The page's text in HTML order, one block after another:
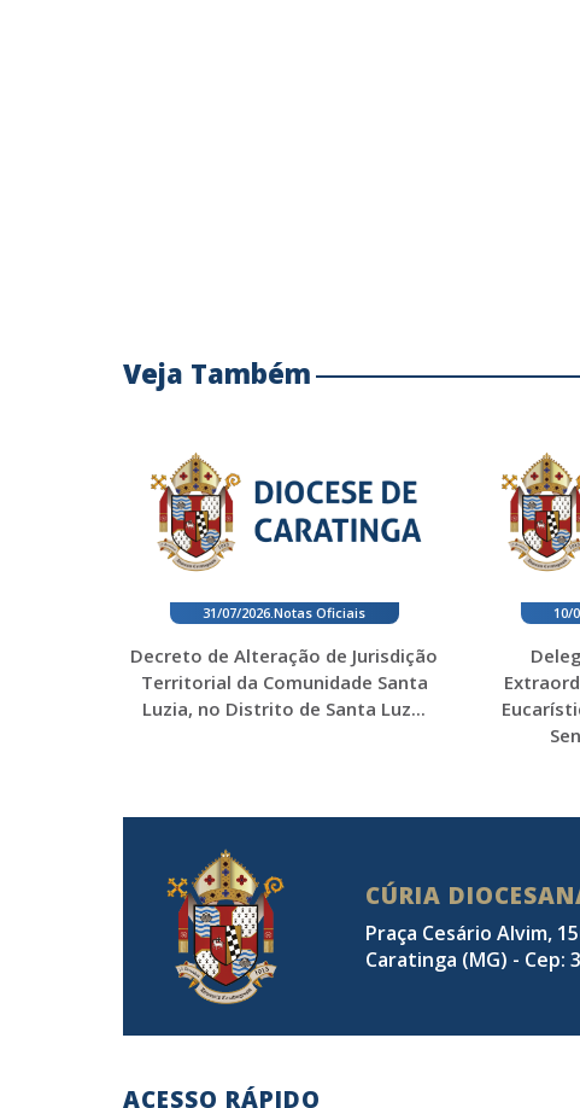
Veja Também
31/07/2026.Notas Oficiais
Decreto de Alteração de Jurisdição
Territorial da Comunidade Santa
Luzia, no Distrito de Santa Luz...
10/
CÚRIA
Praça Cesário Alvim,
Caratinga (MG) - Cep:
ACESSO RÁPIDO